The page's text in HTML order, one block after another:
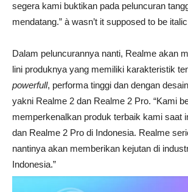
segera kami buktikan pada peluncuran
mendatang.” à wasn’t it supposed to be
Dalam peluncurannya nanti, Realme akan
lini produknya yang memiliki karakteristik
powerfull, performa tinggi dan dengan
yakni Realme 2 dan Realme 2 Pro. “Kami
memperkenalkan produk terbaik kami saat
dan Realme 2 Pro di Indonesia. Realme
nantinya akan memberikan kejutan di
Indonesia.”